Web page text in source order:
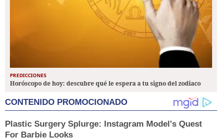
PREDICCIONES
Horóscopo de hoy: descubre qué le espera a tu signo del zodiaco
CONTENIDO PROMOCIONADO
Plastic Surgery Splurge: Instagram Model's Quest
For Barbie Looks